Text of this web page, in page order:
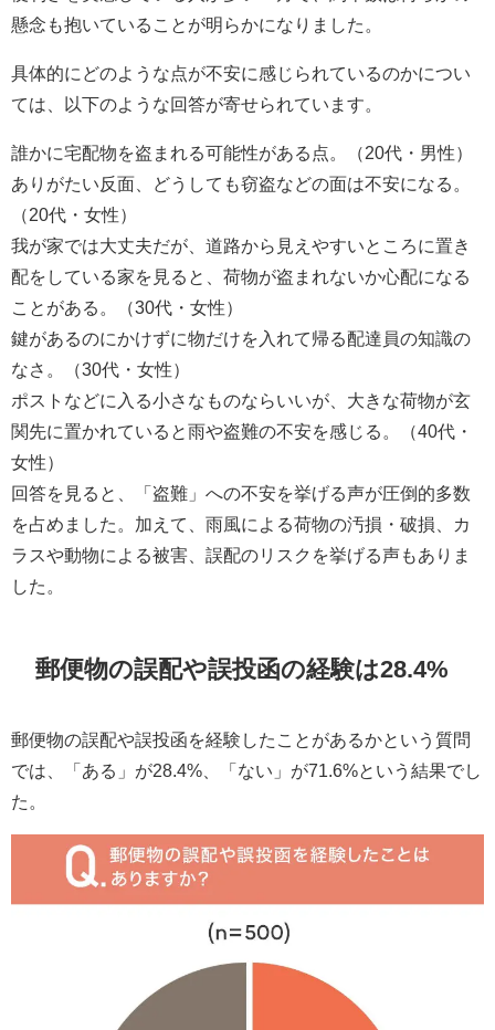
懸念も抱いていることが明らかになりました。
具体的にどのような点が不安に感じられているのかについ
ては、以下のような回答が寄せられています。
誰かに宅配物を盗まれる可能性がある点。（20代・男性）
ありがたい反面、どうしても窃盗などの面は不安になる。
（20代・女性）
我が家では大丈夫だが、道路から見えやすいところに置き
配をしている家を見ると、荷物が盗まれないか心配になる
ことがある。（30代・女性）
鍵があるのにかけずに物だけを入れて帰る配達員の知識の
なさ。（30代・女性）
ポストなどに入る小さなものならいいが、大きな荷物が玄
関先に置かれていると雨や盗難の不安を感じる。（40代・
女性）
回答を見ると、「盗難」への不安を挙げる声が圧倒的多数
を占めました。加えて、雨風による荷物の汚損・破損、カ
ラスや動物による被害、誤配のリスクを挙げる声もありま
した。
郵便物の誤配や誤投函の経験は28.4%
郵便物の誤配や誤投函を経験したことがあるかという質問
では、「ある」が28.4%、「ない」が71.6%という結果でし
た。